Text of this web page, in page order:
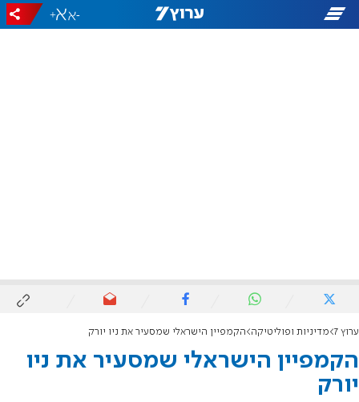
-
+
ערוץ 7 מדיניות ופוליטיקה הקמפיין הישראלי שמסעיר את ניו יורק
הקמפיין הישראלי שמסעיר את ניו
יורק